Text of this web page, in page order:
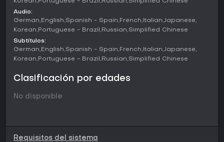
Audio:
German English Spanish - Spain French Italian Japanese
Korean Portuguese - Brazil Russian Simplified Chinese
Subtítulos:
German English Spanish - Spain French Italian Japanese
Korean Portuguese - Brazil Russian Simplified Chinese
Clasificación por edades
No disponible
Requisitos del sistema